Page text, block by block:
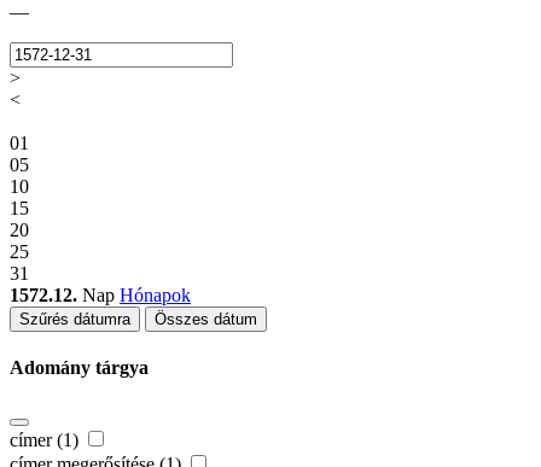
—
>
<
01
05
10
15
20
25
31
1572.12. Nap Hónapok
Szűrés dátumra Összes dátum
Adomány tárgya
címer (1)